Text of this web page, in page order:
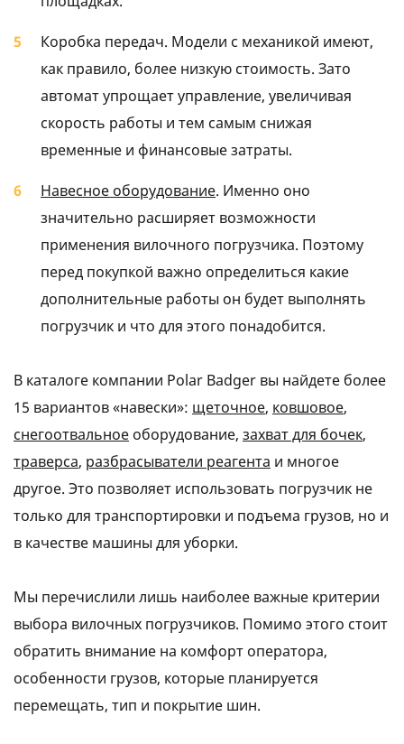
Коробка передач. Модели с механикой имеют,
как правило, более низкую стоимость. Зато
автомат упрощает управление, увеличивая
скорость работы и тем самым снижая
временные и финансовые затраты.
Навесное оборудование. Именно оно
значительно расширяет возможности
применения вилочного погрузчика. Поэтому
перед покупкой важно определиться какие
дополнительные работы он будет выполнять
погрузчик и что для этого понадобится.
В каталоге компании Polar Badger вы найдете более
15 вариантов «навески»: щеточное, ковшовое,
снегоотвальное оборудование, захват для бочек,
траверса, разбрасыватели реагента и многое
другое. Это позволяет использовать погрузчик не
только для транспортировки и подъема грузов, но и
в качестве машины для уборки.
Мы перечислили лишь наиболее важные критерии
выбора вилочных погрузчиков. Помимо этого стоит
обратить внимание на комфорт оператора,
особенности грузов, которые планируется
перемещать, тип и покрытие шин.